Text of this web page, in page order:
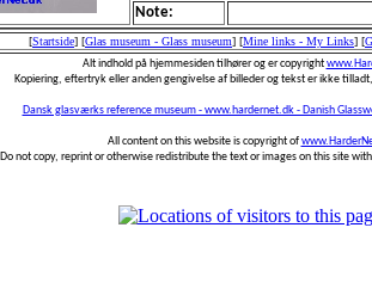
Note:
[Startside] [Glas museum - Glass museum] [Mine links - My Links] [
Alt indhold på hjemmesiden tilhører og er copyright
Kopiering, eftertryk eller anden gengivelse af billeder og tekst er ikke
Dansk glasværks reference museum - www.hardernet.dk - Danish
All content on this website is copyright of
Do not copy, reprint or otherwise redistribute the text or images on this site